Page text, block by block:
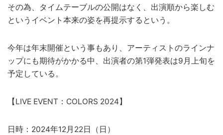
その為、タイムテーブルの公開はなく、出演順から楽しむ
というイベント本来の姿を再提示するという。
今年は年末開催という事もあり、アーティストのラインナ
ップにも期待がかかる中、出演者の第1弾発表は9月上旬を
予定している。
【LIVE EVENT：COLORS 2024】
日時：2024年12月22日（日）